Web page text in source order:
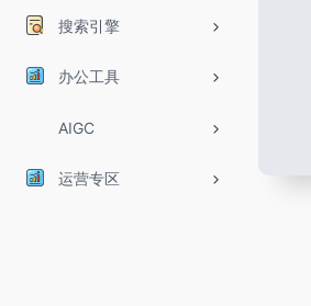
搜索引擎
办公工具
AIGC
运营专区